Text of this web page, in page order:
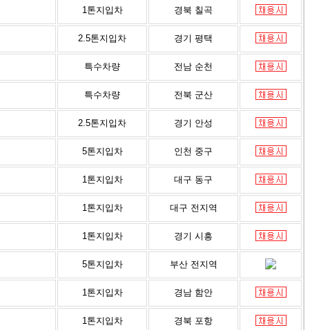
1톤지입차 경북 칠곡
2.5톤지입차 경기 평택
특수차량 전남 순천
특수차량 전북 군산
2.5톤지입차 경기 안성
5톤지입차 인천 중구
1톤지입차 대구 동구
1톤지입차 대구 전지역
1톤지입차 경기 시흥
5톤지입차 부산 전지역
1톤지입차 경남 함안
1톤지입차 경북 포항